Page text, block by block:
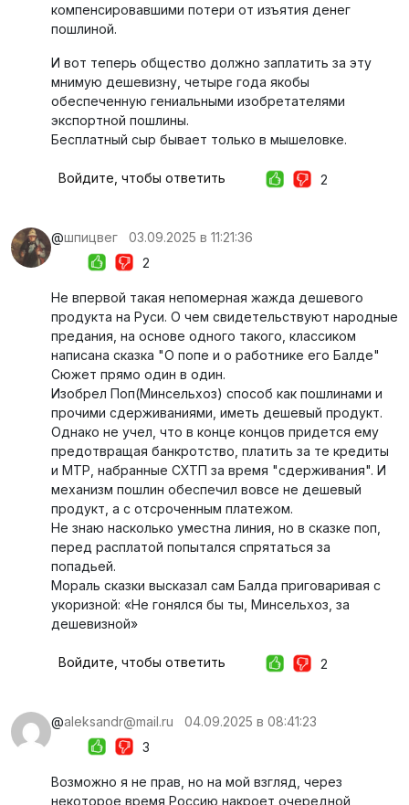
компенсировавшими потери от изъятия денег
пошлиной.
И вот теперь общество должно заплатить за эту
мнимую дешевизну, четыре года якобы
обеспеченную гениальными изобретателями
экспортной пошлины.
Бесплатный сыр бывает только в мышеловке.
Войдите, чтобы ответить 2
@шпицвег
03.09.2025 в 11:21:36
2
Не впервой такая непомерная жажда дешевого
продукта на Руси. О чем свидетельствуют народные
предания, на основе одного такого, классиком
написана сказка "О попе и о работнике его Балде"
Сюжет прямо один в один.
Изобрел Поп(Минсельхоз) способ как пошлинами и
прочими сдерживаниями, иметь дешевый продукт.
Однако не учел, что в конце концов придется ему
предотвращая банкротство, платить за те кредиты
и МТР, набранные СХТП за время "сдерживания". И
механизм пошлин обеспечил вовсе не дешевый
продукт, а с отсроченным платежом.
Не знаю насколько уместна линия, но в сказке поп,
перед расплатой попытался спрятаться за
попадьей.
Мораль сказки высказал сам Балда приговаривая с
укоризной: «Не гонялся бы ты, Минсельхоз, за
дешевизной»
Войдите, чтобы ответить 2
@aleksandr@mail.ru
04.09.2025 в 08:41:23
3
Возможно я не прав, но на мой взгляд, через
некоторое время Россию накроет очередной